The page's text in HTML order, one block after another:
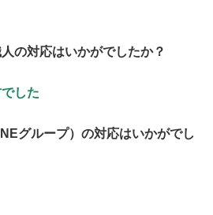
の対応はいかがでしたか？
した
グループ）の対応はいかがでし